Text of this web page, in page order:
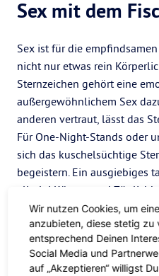
Sex mit dem
Sex ist für die
nicht nur etwas rein
Sternzeichen gehört eine
außergewöhnlichem Sex
anderen vertraut, lässt das
Für One-Night-Stands oder
sich das kuschelsüchtige
begeistern. Ein ausgiebiges
allerlei Küssen und
Fische-Sternzeichen genau
Seine phantasievolle und
offenbart das Sternzeichen
Rollenspiel. Eins ist
Wir nutzen Cookies, um
anzubieten, diese stetig zu
entsprechend Deinen
Social Media und
auf „Akzeptieren“ willigst